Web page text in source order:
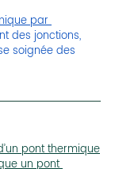
par
des jonctions,
soignée des
pont thermique
un pont